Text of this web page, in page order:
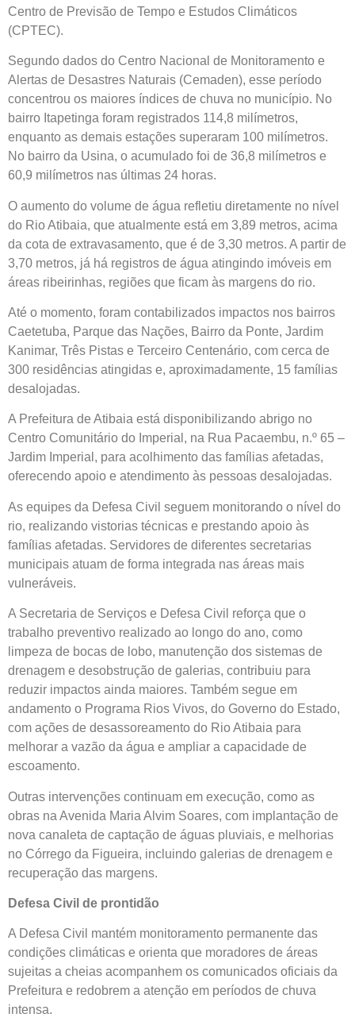
Centro de Previsão de Tempo e Estudos Climáticos
(CPTEC).
Segundo dados do Centro Nacional de Monitoramento e
Alertas de Desastres Naturais (Cemaden), esse período
concentrou os maiores índices de chuva no município. No
bairro Itapetinga foram registrados 114,8 milímetros,
enquanto as demais estações superaram 100 milímetros.
No bairro da Usina, o acumulado foi de 36,8 milímetros e
60,9 milímetros nas últimas 24 horas.
O aumento do volume de água refletiu diretamente no nível
do Rio Atibaia, que atualmente está em 3,89 metros, acima
da cota de extravasamento, que é de 3,30 metros. A partir de
3,70 metros, já há registros de água atingindo imóveis em
áreas ribeirinhas, regiões que ficam às margens do rio.
Até o momento, foram contabilizados impactos nos bairros
Caetetuba, Parque das Nações, Bairro da Ponte, Jardim
Kanimar, Três Pistas e Terceiro Centenário, com cerca de
300 residências atingidas e, aproximadamente, 15 famílias
desalojadas.
A Prefeitura de Atibaia está disponibilizando abrigo no
Centro Comunitário do Imperial, na Rua Pacaembu, n.º 65 –
Jardim Imperial, para acolhimento das famílias afetadas,
oferecendo apoio e atendimento às pessoas desalojadas.
As equipes da Defesa Civil seguem monitorando o nível do
rio, realizando vistorias técnicas e prestando apoio às
famílias afetadas. Servidores de diferentes secretarias
municipais atuam de forma integrada nas áreas mais
vulneráveis.
A Secretaria de Serviços e Defesa Civil reforça que o
trabalho preventivo realizado ao longo do ano, como
limpeza de bocas de lobo, manutenção dos sistemas de
drenagem e desobstrução de galerias, contribuiu para
reduzir impactos ainda maiores. Também segue em
andamento o Programa Rios Vivos, do Governo do Estado,
com ações de desassoreamento do Rio Atibaia para
melhorar a vazão da água e ampliar a capacidade de
escoamento.
Outras intervenções continuam em execução, como as
obras na Avenida Maria Alvim Soares, com implantação de
nova canaleta de captação de águas pluviais, e melhorias
no Córrego da Figueira, incluindo galerias de drenagem e
recuperação das margens.
Defesa Civil de prontidão
A Defesa Civil mantém monitoramento permanente das
condições climáticas e orienta que moradores de áreas
sujeitas a cheias acompanhem os comunicados oficiais da
Prefeitura e redobrem a atenção em períodos de chuva
intensa.